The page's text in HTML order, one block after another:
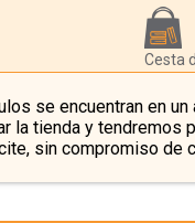
Cesta
se encuentran en un
la tienda y tendremos
sin compromiso de